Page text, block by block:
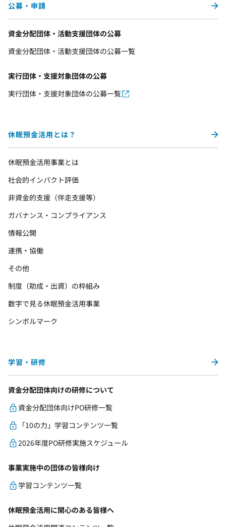
公募・申請
資金分配団体・活動支援団体の公募
資金分配団体・活動支援団体の公募一覧
実行団体・支援対象団体の公募
実行団体・支援対象団体の公募一覧
休眠預金活用とは？
休眠預金活用事業とは
社会的インパクト評価
非資金的支援（伴走支援等）
ガバナンス・コンプライアンス
情報公開
連携・協働
その他
制度（助成・出資）の枠組み
数字で見る休眠預金活用事業
シンボルマーク
学習・研修
資金分配団体向けの研修について
資金分配団体向けPO研修一覧
「10の力」学習コンテンツ一覧
2026年度PO研修実施スケジュール
事業実施中の団体の皆様向け
学習コンテンツ一覧
休眠預金活用に関心のある皆様へ